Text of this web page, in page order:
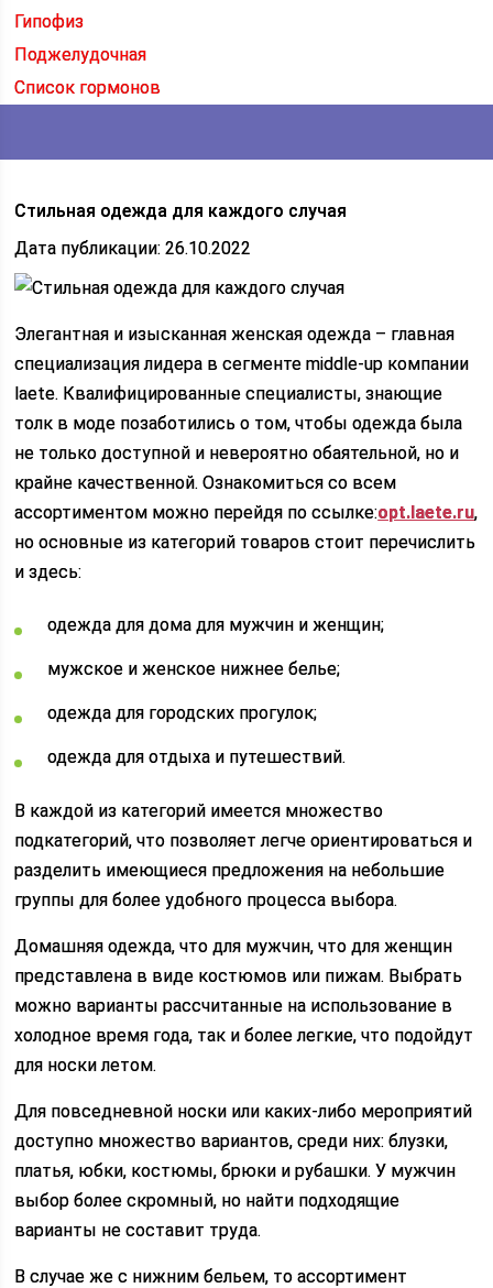
Гипофиз
Поджелудочная
Список гормонов
Стильная одежда для каждого случая
Дата публикации: 26.10.2022
Элегантная и изысканная женская одежда – главная
специализация лидера в сегменте middle-up компании
laete. Квалифицированные специалисты, знающие
толк в моде позаботились о том, чтобы одежда была
не только доступной и невероятно обаятельной, но и
крайне качественной. Ознакомиться со всем
ассортиментом можно перейдя по ссылке:opt.laete.ru,
но основные из категорий товаров стоит перечислить
и здесь:
одежда для дома для мужчин и женщин;
мужское и женское нижнее белье;
одежда для городских прогулок;
одежда для отдыха и путешествий.
В каждой из категорий имеется множество
подкатегорий, что позволяет легче ориентироваться и
разделить имеющиеся предложения на небольшие
группы для более удобного процесса выбора.
Домашняя одежда, что для мужчин, что для женщин
представлена в виде костюмов или пижам. Выбрать
можно варианты рассчитанные на использование в
холодное время года, так и более легкие, что подойдут
для носки летом.
Для повседневной носки или каких-либо мероприятий
доступно множество вариантов, среди них: блузки,
платья, юбки, костюмы, брюки и рубашки. У мужчин
выбор более скромный, но найти подходящие
варианты не составит труда.
В случае же с нижним бельем, то ассортимент